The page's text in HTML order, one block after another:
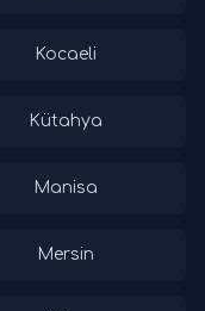
Kocaeli
Kütahya
Manisa
Mersin